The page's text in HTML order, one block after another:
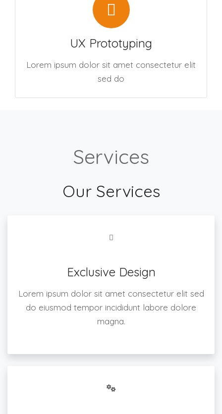
UX Prototyping
Lorem ipsum dolor sit amet consectetur elit
sed do
Services
Our Services
Exclusive Design
Lorem ipsum dolor sit amet consectetur elit sed
do eiusmod tempor incididunt labore dolore
magna.